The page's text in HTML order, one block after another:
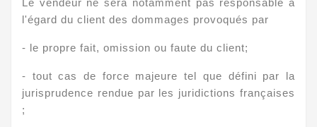
l'égard du client des dommages provoqués par
- le propre fait, omission ou faute du client;
- tout cas de force majeure tel que défini par la
jurisprudence rendue par les juridictions françaises
;